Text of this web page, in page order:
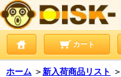
カート
ホーム ＞ 新入荷商品リスト ＞